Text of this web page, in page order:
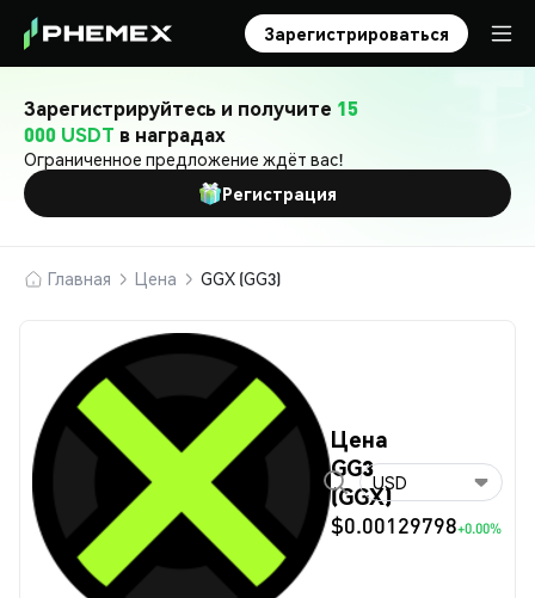
Зарегистрироваться
Зарегистрируйтесь и получите 15
000 USDT в наградах
Ограниченное предложение ждёт вас!
Регистрация
Главная Цена GGX (GG3)
Цена
GG3
(GGX)
$0.00129798+0.00%
USD